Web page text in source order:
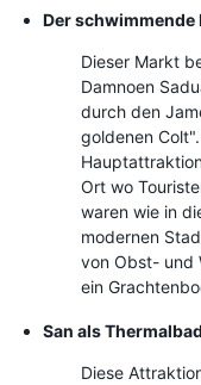
Der schwimmende
Dieser Markt
Damnoen
durch den
goldenen
Ort wo
waren wie in
modernen
von Obst- und
ein
San als Thermalbad
Diese